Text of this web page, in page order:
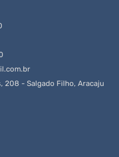
208 - Salgado Filho, Aracaju